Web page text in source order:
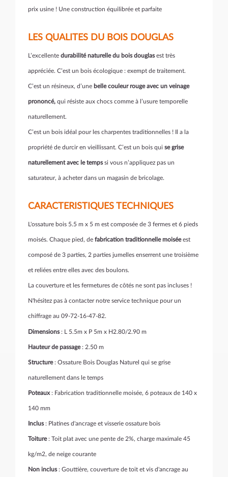
prix usine ! Une construction équilibrée et parfaite
LES QUALITES DU BOIS DOUGLAS
L’excellente durabilité naturelle du bois douglasest très
appréciée. C’est un bois écologique : exempt de traitement.
C’est un résineux, d’une belle couleur rouge avec un veinage
prononcé, qui résiste aux chocs comme à l’usure temporelle
naturellement.
C’est un bois idéal pour les charpentes traditionnelles ! Il a la
propriété de durcir en vieillissant. C’est un bois qui se grise
naturellement avec le tempssi vous n’appliquez pas un
saturateur, à acheter dans un magasin de bricolage.
CARACTERISTIQUES TECHNIQUES
L'ossature bois 5.5 m x 5 m est composée de 3 fermes et 6 pieds
moisés. Chaque pied, de fabrication traditionnelle moiséeest
composé de 3 parties, 2 parties jumelles enserrent une troisième
et reliées entre elles avec des boulons.
La couverture et les fermetures de côtés ne sont pas incluses !
N'hésitez pas à contacter notre service technique pour un
chiffrage au 09-72-16-47-82.
Dimensions: L 5.5m x P 5m x H2.80/2.90 m
Hauteur de passage: 2.50 m
Structure: Ossature Bois Douglas Naturel qui se grise
naturellement dans le temps
Poteaux: Fabrication traditionnelle moisée, 6 poteaux de 140 x
140 mm
Inclus: Platines d'ancrage et visserie ossature bois
Toiture: Toit plat avec une pente de 2%, charge maximale 45
kg/m2, de neige courante
Non inclus: Gouttière, couverture de toit et vis d'ancrage au